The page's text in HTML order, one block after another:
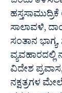
ಸಾಲಾವಳಿ,
ಸಂತಾನ
ವ್ಯವಹಾರದಲ್ಲಿ
ವಿದೇಶ
ನಕ್ಷತ್ರಗಳ